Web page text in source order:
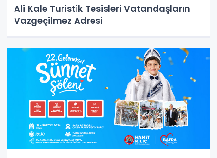
Ali Kale Turistik Tesisleri Vatandaşların
Vazgeçilmez Adresi